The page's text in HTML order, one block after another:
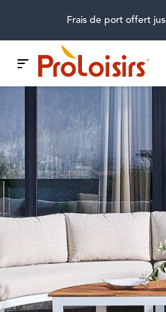
Frais de port offert